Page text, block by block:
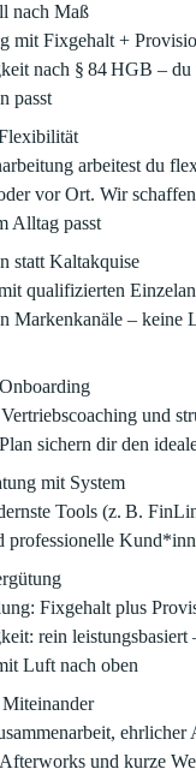
nach Maß
mit Fixgehalt +
nach § 84 HGB –
passt
arbeitest du
vor Ort. Wir
Alltag passt
statt Kaltakquise
qualifizierten
Markenkanäle – keine
und
sichern dir den
mit System
Tools (z. B.
professionelle
Fixgehalt plus
rein leistungsbasiert
Luft nach oben
ehrlicher
und kurze